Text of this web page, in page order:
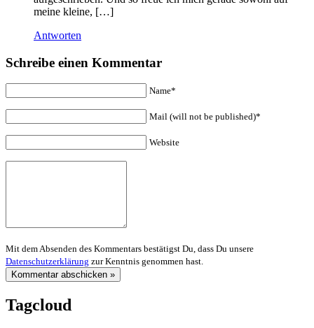
meine kleine, […]
Antworten
Schreibe einen Kommentar
Name*
Mail (will not be published)*
Website
Mit dem Absenden des Kommentars bestätigst Du, dass Du unsere
Datenschutzerklärung zur Kenntnis genommen hast.
Tagcloud